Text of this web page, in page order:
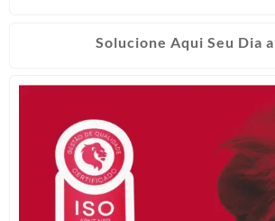
Solucione Aqui Seu Dia